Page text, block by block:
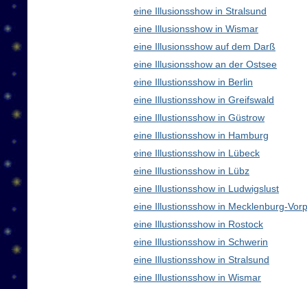
eine Illusionsshow in Stralsund
eine Illusionsshow in Wismar
eine Illusionsshow auf dem Darß
eine Illusionsshow an der Ostsee
eine Illustionsshow in Berlin
eine Illustionsshow in Greifswald
eine Illustionsshow in Güstrow
eine Illustionsshow in Hamburg
eine Illustionsshow in Lübeck
eine Illustionsshow in Lübz
eine Illustionsshow in Ludwigslust
eine Illustionsshow in Mecklenburg-
eine Illustionsshow in Rostock
eine Illustionsshow in Schwerin
eine Illustionsshow in Stralsund
eine Illustionsshow in Wismar